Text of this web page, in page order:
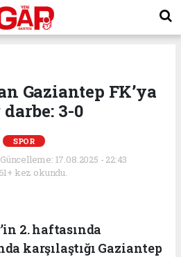
Gaziantep FK’ya
darbe: 3-0
SPOR
17.08.2025 - 22:43
kez okundu.
2. haftasında
karşılaştığı Gaziantep